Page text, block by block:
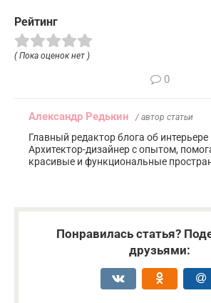
Рейтинг
( Пока оценок нет )
0
Александр Редькин / автор статьи
Главный редактор блога об интерьере
Архитектор-дизайнер с опытом,
красивые и функциональные
Понравилась статья?
друзьями: